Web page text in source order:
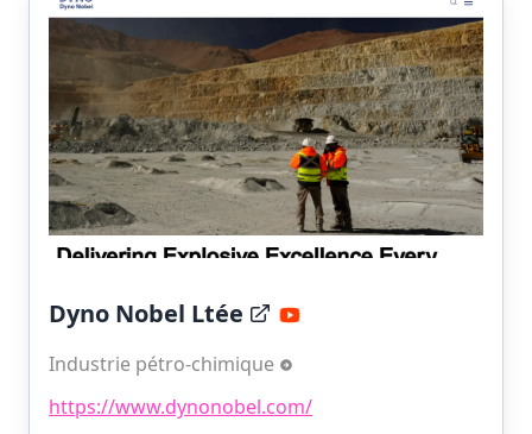
Dyno Nobel Ltée
Industrie pétro-chimique
https://www.dynonobel.com/